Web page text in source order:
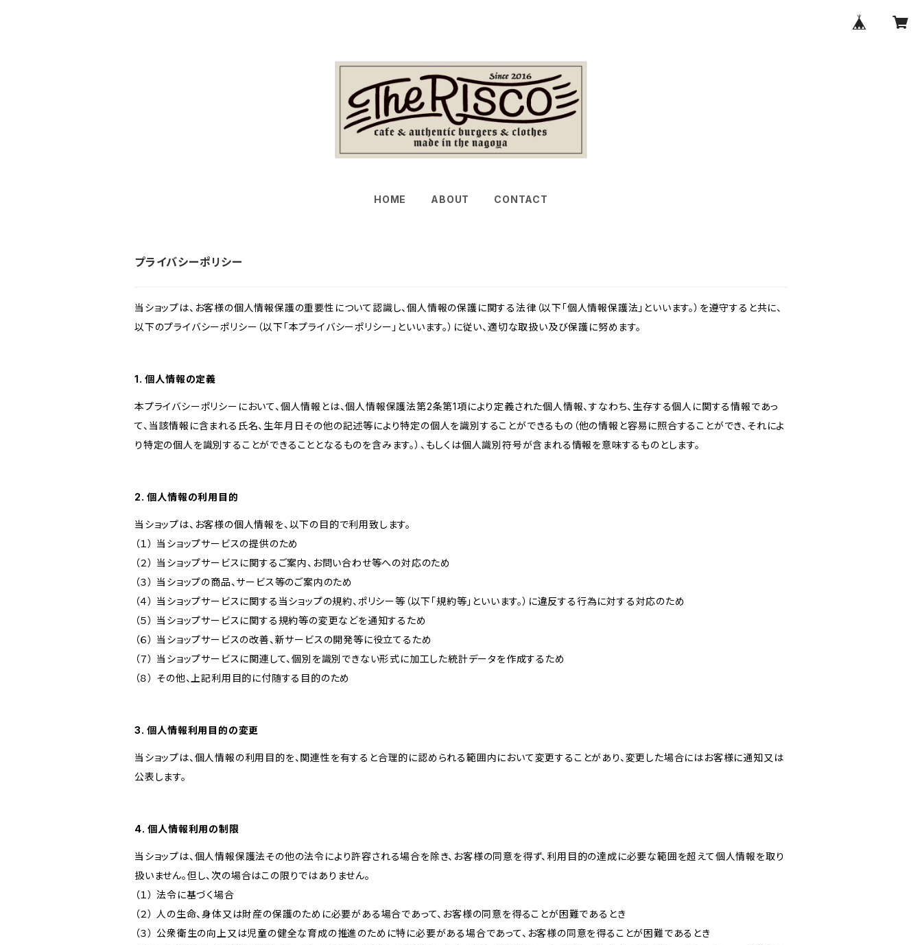
HOME ABOUT CONTACT
プライバシーポリシー
当ショップは、お客様の個人情報保護の重要性について認識し、個人情報の保護に関する法律（以下「個人情報保護法」といいます。）を遵守すると共に、
以下のプライバシーポリシー（以下「本プライバシーポリシー」といいます。）に従い、適切な取扱い及び保護に努めます。
1. 個人情報の定義
本プライバシーポリシーにおいて、個人情報とは、個人情報保護法第2条第1項により定義された個人情報、すなわち、生存する個人に関する情報であっ
て、当該情報に含まれる氏名、生年月日その他の記述等により特定の個人を識別することができるもの（他の情報と容易に照合することができ、それによ
り特定の個人を識別することができることとなるものを含みます。）、もしくは個人識別符号が含まれる情報を意味するものとします。
2. 個人情報の利用目的
当ショップは、お客様の個人情報を、以下の目的で利用致します。
（１） 当ショップサービスの提供のため
（２） 当ショップサービスに関するご案内、お問い合わせ等への対応のため
（３） 当ショップの商品、サービス等のご案内のため
（４） 当ショップサービスに関する当ショップの規約、ポリシー等（以下「規約等」といいます。）に違反する行為に対する対応のため
（５） 当ショップサービスに関する規約等の変更などを通知するため
（６） 当ショップサービスの改善、新サービスの開発等に役立てるため
（７） 当ショップサービスに関連して、個別を識別できない形式に加工した統計データを作成するため
（８） その他、上記利用目的に付随する目的のため
3. 個人情報利用目的の変更
当ショップは、個人情報の利用目的を、関連性を有すると合理的に認められる範囲内において変更することがあり、変更した場合にはお客様に通知又は
公表します。
4. 個人情報利用の制限
当ショップは、個人情報保護法その他の法令により許容される場合を除き、お客様の同意を得ず、利用目的の達成に必要な範囲を超えて個人情報を取り
扱いません。但し、次の場合はこの限りではありません。
（１） 法令に基づく場合
（２） 人の生命、身体又は財産の保護のために必要がある場合であって、お客様の同意を得ることが困難であるとき
（３） 公衆衛生の向上又は児童の健全な育成の推進のために特に必要がある場合であって、お客様の同意を得ることが困難であるとき